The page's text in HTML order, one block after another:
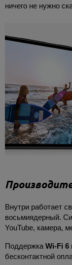
ничего не нужно
Внутри работает
восьмиядерный.
YouTube, камера,
Поддержка Wi-Fi 6
бесконтактной